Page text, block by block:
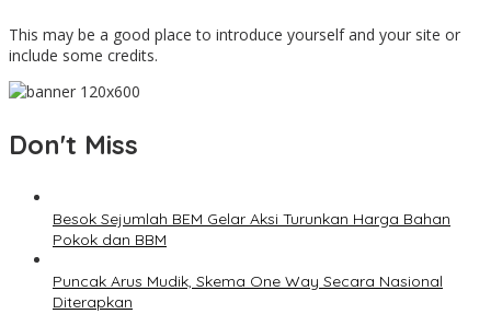
This may be a good place to introduce yourself and your site or
include some credits.
Don't Miss
Besok Sejumlah BEM Gelar Aksi Turunkan Harga Bahan
Pokok dan BBM
Puncak Arus Mudik, Skema One Way Secara Nasional
Diterapkan